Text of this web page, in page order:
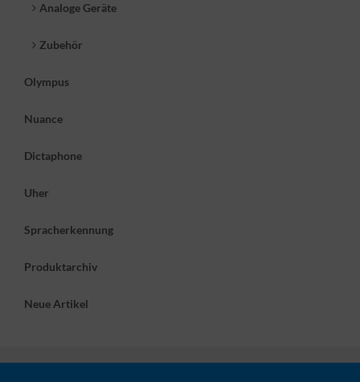
Analoge Geräte
Zubehör
Olympus
Nuance
Dictaphone
Uher
Spracherkennung
Produktarchiv
Neue Artikel